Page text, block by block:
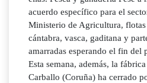
acuerdo específico para el
Ministerio de Agricultura,
cántabra, vasca, gaditana y
amarradas esperando el fin del
Esta semana, además, la
Carballo (Coruña) ha cerrado